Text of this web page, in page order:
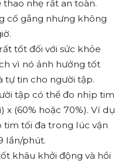
nhẹ rất an toàn.
cố gắng nhưng không
tốt đối với sức khỏe
vì nó ảnh hưởng tốt
tự tin cho người tập.
tập có thể đo nhịp tim
x (60% hoặc 70%). Ví dụ
tim tối đa trong lúc vận
lần/phút.
khâu khởi động và hồi